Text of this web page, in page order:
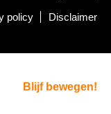
policy
Disclaimer
Blijf bewegen!